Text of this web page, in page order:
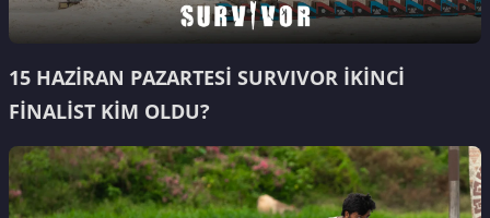
15 HAZİRAN PAZARTESİ SURVIVOR İKİNCİ
FİNALİST KİM OLDU?